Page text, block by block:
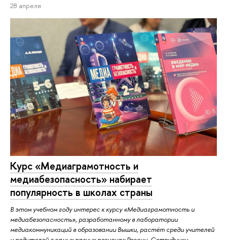
28 апреля
Курс «Медиаграмотность и
медиабезопасность» набирает
популярность в школах страны
В этом учебном году интерес к курсу «Медиаграмотность и
медиабезопасность», разработанному в лаборатории
медиакоммуникаций в образовании Вышки, растёт среди учителей